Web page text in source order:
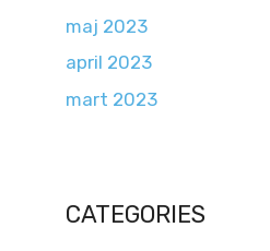
maj 2023
april 2023
mart 2023
CATEGORIES